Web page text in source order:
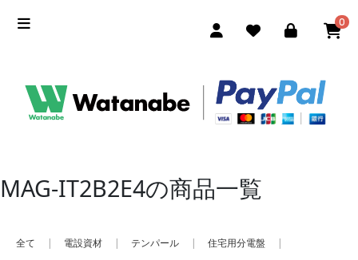
0
MAG-IT2B2E4の商品一覧
全て | 電設資材 | テンパール | 住宅用分電盤
|